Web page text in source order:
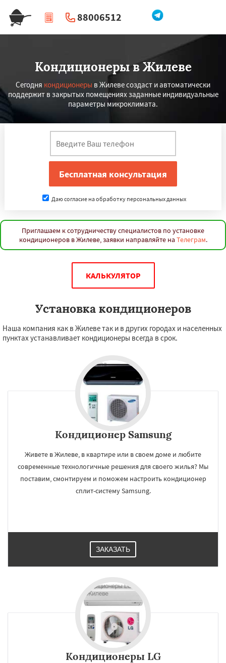
88006512
| Перезвоните мне
Кондиционеры в Жилеве
Сегодня кондиционеры в Жилеве создаст и автоматически
поддержит в закрытых помещениях заданные индивидуальные
параметры микроклимата.
Даю согласие на обработку персональных данных
Приглашаем к сотрудничеству специалистов по установке
кондиционеров в Жилеве, заявки направляйте на Телеграм.
КАЛЬКУЛЯТОР
Установка кондиционеров
Наша компания как в Жилеве так и в других городах и населенных
пунктах устанавливает кондиционеры всегда в срок.
Кондиционер Samsung
Живете в Жилеве, в квартире или в своем доме и любите
современные технологичные решения для своего жилья? Мы
поставим, смонтируем и поможем настроить кондиционер
сплит-систему Samsung.
ЗАКАЗАТЬ
Кондиционеры LG